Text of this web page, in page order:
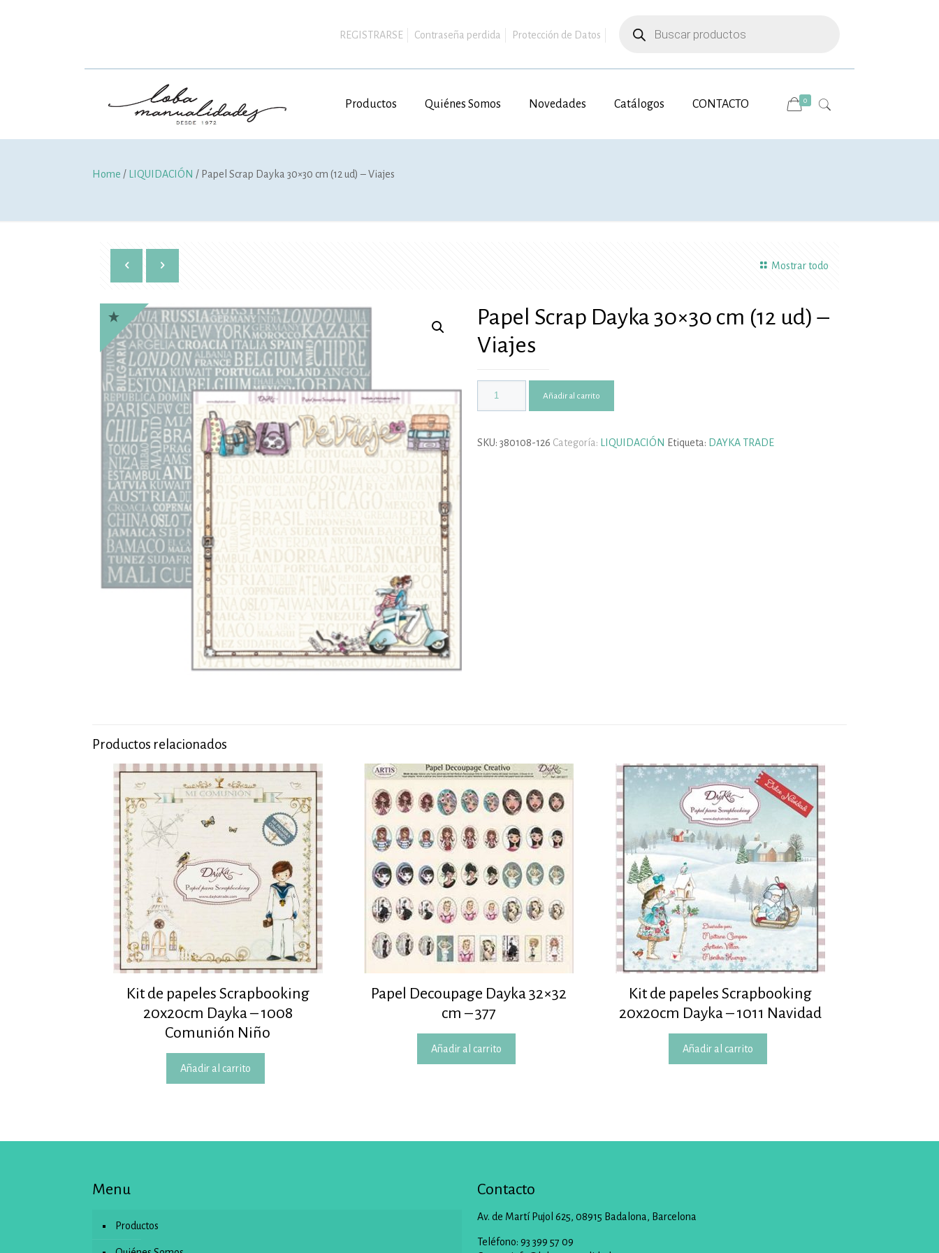
REGISTRARSE Contraseña perdida Protección de Datos
productos
Productos Quiénes Somos Novedades Catálogos CONTACTO 0
Home / LIQUIDACIÓN / Papel Scrap Dayka 30×30 cm (12 ud) – Viajes
Mostrar todo
Papel Scrap Dayka 30×30 cm (12 ud) –
Viajes
Añadir al carrito
SKU: 380108-126 Categoría: LIQUIDACIÓN Etiqueta: DAYKA TRADE
Productos relacionados
Kit de papeles Scrapbooking
20x20cm Dayka – 1008
Comunión Niño
Añadir al carrito
Papel Decoupage Dayka 32×32
cm – 377
Añadir al carrito
Kit de papeles Scrapbooking
20x20cm Dayka – 1011 Navidad
Añadir al carrito
Menu
Productos
Contacto
Av. de Martí Pujol 625, 08915 Badalona, Barcelona
Teléfono: 93 399 57 09